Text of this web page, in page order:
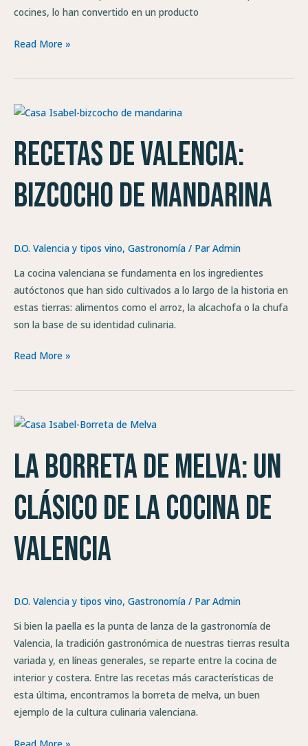
cocines, lo han convertido en un producto
Read More »
Recetas de Valencia:
bizcocho de mandarina
D.O. Valencia y tipos vino, Gastronomía / ParAdmin
La cocina valenciana se fundamenta en los ingredientes
autóctonos que han sido cultivados a lo largo de la historia en
estas tierras: alimentos como el arroz, la alcachofa o la chufa
son la base de su identidad culinaria.
Recetas
Valencia:
bizcocho
de
mandarina
Read More »
La borreta de melva: un
clásico de la cocina de
Valencia
D.O. Valencia y tipos vino, Gastronomía / ParAdmin
Si bien la paella es la punta de lanza de la gastronomía de
Valencia, la tradición gastronómica de nuestras tierras resulta
variada y, en líneas generales, se reparte entre la cocina de
interior y costera. Entre las recetas más características de
esta última, encontramos la borreta de melva, un buen
ejemplo de la cultura culinaria valenciana.
La
de
melva:
un
clásico
la
cocina
Valencia
Read More »